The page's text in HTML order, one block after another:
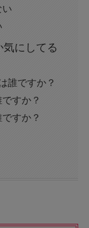
い
にしてる
誰ですか？
すか？
すか？